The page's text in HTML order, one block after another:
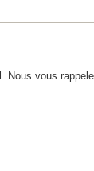
vous